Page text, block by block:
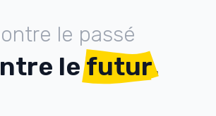
ontre le passé
ntre lefutur.